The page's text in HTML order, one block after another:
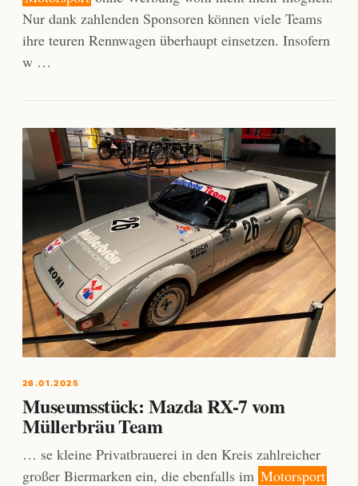
Nur dank zahlenden Sponsoren können viele Teams
ihre teuren Rennwagen überhaupt einsetzen. Insofern
w …
26.01.2025
Museumsstück: Mazda RX-7 vom
Müllerbräu Team
… se kleine Privatbrauerei in den Kreis zahlreicher
großer Biermarken ein, die ebenfalls im Motorsport